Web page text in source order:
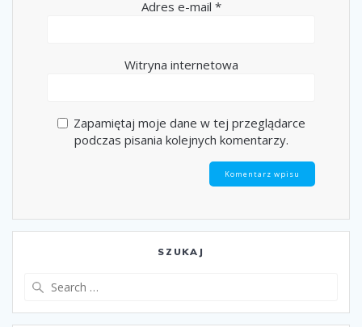
Adres e-mail *
Witryna internetowa
Zapamiętaj moje dane w tej przeglądarce
podczas pisania kolejnych komentarzy.
SZUKAJ